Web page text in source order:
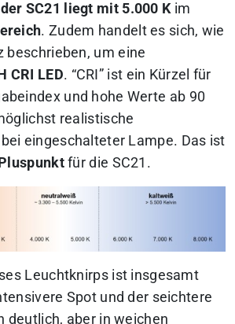
SC21 liegt mit 5.000 Kim
. Zudem handelt es sich, wie
beschrieben, um eine
CRI LED. “CRI” ist ein Kürzel für
und hohe Werte ab 90
realistische
eingeschalteter Lampe. Das ist
für die SC21.
Leuchtknirps ist insgesamt
Spot und der seichtere
deutlich, aber in weichen